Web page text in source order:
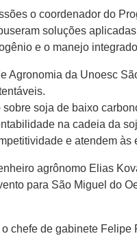
o coordenador do
soluções
e o manejo
Agronomia da Unoesc
soja de baixo
na cadeia da
e atendem
agrônomo Elias
para São Miguel do
chefe de gabinete